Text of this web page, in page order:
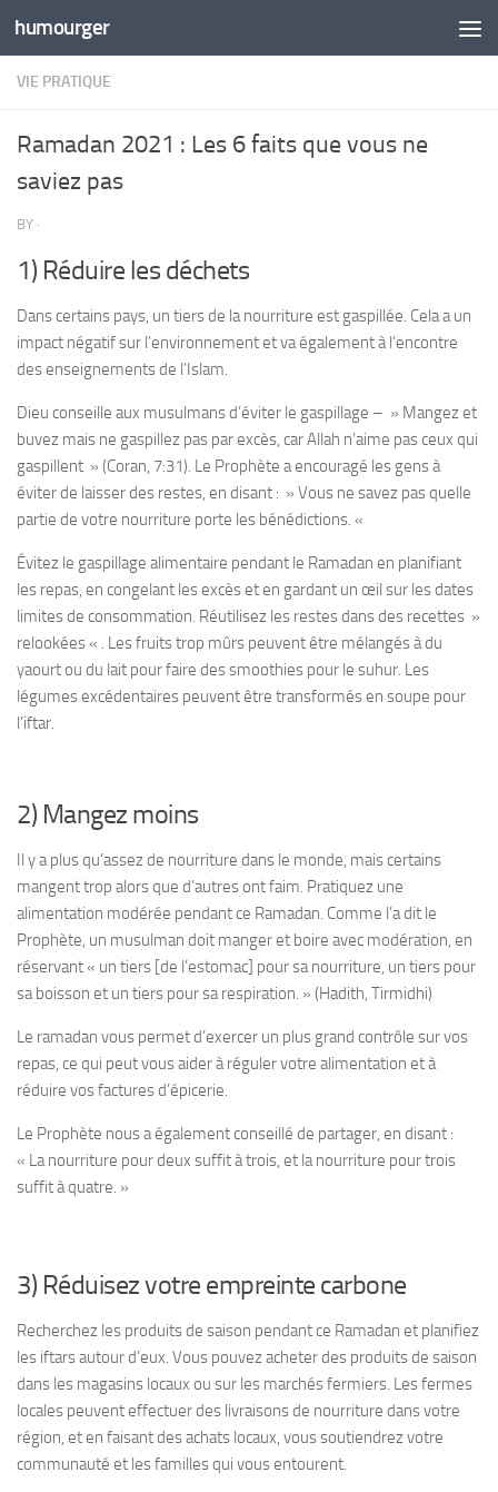
Skip to content
humourger
VIE PRATIQUE
Ramadan 2021 : Les 6 faits que vous ne
saviez pas
BY ·
1) Réduire les déchets
Dans certains pays, un tiers de la nourriture est gaspillée. Cela a un
impact négatif sur l’environnement et va également à l’encontre
des enseignements de l’Islam.
Dieu conseille aux musulmans d’éviter le gaspillage – » Mangez et
buvez mais ne gaspillez pas par excès, car Allah n’aime pas ceux qui
gaspillent » (Coran, 7:31). Le Prophète a encouragé les gens à
éviter de laisser des restes, en disant : » Vous ne savez pas quelle
partie de votre nourriture porte les bénédictions. «
Évitez le gaspillage alimentaire pendant le Ramadan en planifiant
les repas, en congelant les excès et en gardant un œil sur les dates
limites de consommation. Réutilisez les restes dans des recettes »
relookées « . Les fruits trop mûrs peuvent être mélangés à du
yaourt ou du lait pour faire des smoothies pour le suhur. Les
légumes excédentaires peuvent être transformés en soupe pour
l’iftar.
2) Mangez moins
Il y a plus qu’assez de nourriture dans le monde, mais certains
mangent trop alors que d’autres ont faim. Pratiquez une
alimentation modérée pendant ce Ramadan. Comme l’a dit le
Prophète, un musulman doit manger et boire avec modération, en
réservant « un tiers [de l’estomac] pour sa nourriture, un tiers pour
sa boisson et un tiers pour sa respiration. » (Hadith, Tirmidhi)
Le ramadan vous permet d’exercer un plus grand contrôle sur vos
repas, ce qui peut vous aider à réguler votre alimentation et à
réduire vos factures d’épicerie.
Le Prophète nous a également conseillé de partager, en disant :
« La nourriture pour deux suffit à trois, et la nourriture pour trois
suffit à quatre. »
3) Réduisez votre empreinte carbone
Recherchez les produits de saison pendant ce Ramadan et planifiez
les iftars autour d’eux. Vous pouvez acheter des produits de saison
dans les magasins locaux ou sur les marchés fermiers. Les fermes
locales peuvent effectuer des livraisons de nourriture dans votre
région, et en faisant des achats locaux, vous soutiendrez votre
communauté et les familles qui vous entourent.